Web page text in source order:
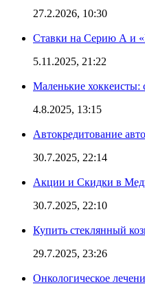
27.2.2026, 10:30
Ставки на Серию А и
5.11.2025, 21:22
Маленькие хоккеисты:
4.8.2025, 13:15
Автокредитование
30.7.2025, 22:14
Акции и Скидки в
30.7.2025, 22:10
Купить стеклянный
29.7.2025, 23:26
Онкологическое